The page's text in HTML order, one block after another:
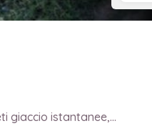
giaccio istantanee,...